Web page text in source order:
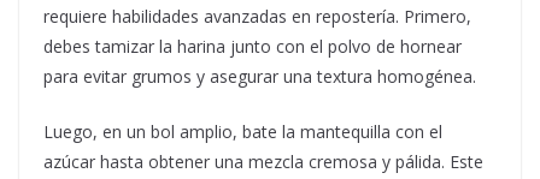
requiere habilidades avanzadas en repostería. Primero,
debes tamizar la harina junto con el polvo de hornear
para evitar grumos y asegurar una textura homogénea.
Luego, en un bol amplio, bate la mantequilla con el
azúcar hasta obtener una mezcla cremosa y pálida. Este